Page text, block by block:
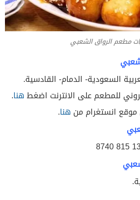
مطعم الرواق الشعبي
السعودية- الدمام- القادسية.
للمطعم على الانترنت اضغطهنا.
انستغرام من هنا.